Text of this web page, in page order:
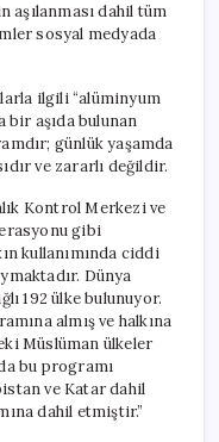
aşılanması dahil tüm
sosyal medyada
ilgili “alüminyum
bir aşıda bulunan
günlük yaşamda
ve zararlı değildir.
Kontrol Merkezi ve
gibi
kullanımında ciddi
Dünya
192 ülke bulunuyor.
almış ve halkına
Müslüman ülkeler
bu programı
ve Katar dahil
dahil etmiştir.”